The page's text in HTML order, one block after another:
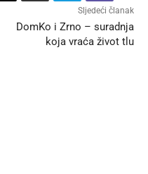
Sljedeći članak
DomKo i Zrno – suradnja
koja vraća život tlu